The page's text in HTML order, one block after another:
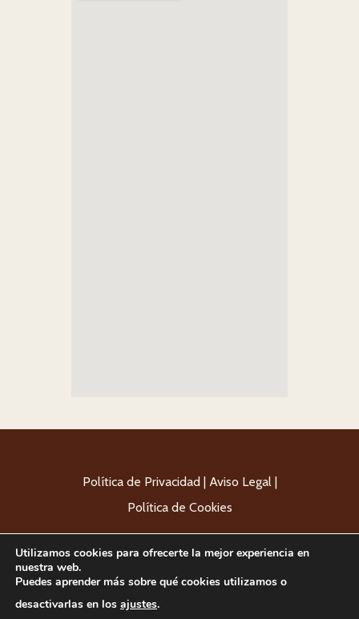
Política de Privacidad| Aviso Legal|
Política de Cookies
Utilizamos cookies para ofrecerte la mejor experiencia en
nuestra web.
Puedes aprender más sobre qué cookies utilizamos o
desactivarlas en los ajustes.